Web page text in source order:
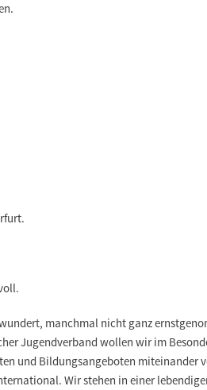
manchmal nicht ganz
Jugendverband wollen wir im
und Bildungsangeboten miteinander
Wir stehen in einer